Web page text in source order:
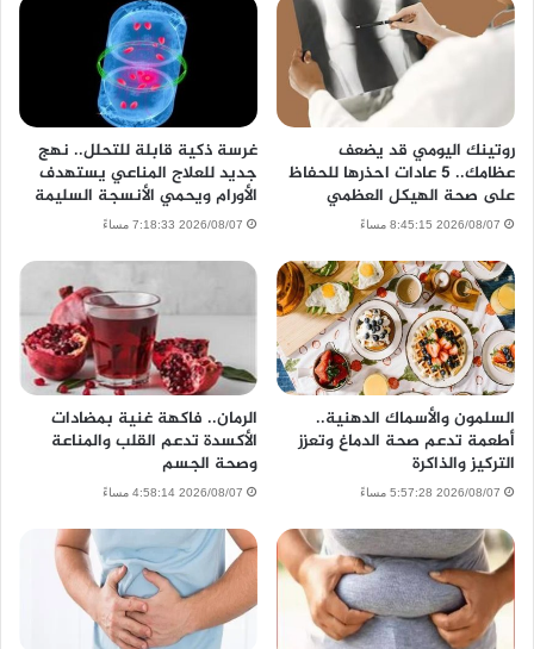
روتينك اليومي قد يضعف
عظامك.. 5 عادات احذرها للحفاظ
على صحة الهيكل العظمي
2026/08/07 8:45:15 مساءً
غرسة ذكية قابلة للتحلل.. نهج
جديد للعلاج المناعي يستهدف
الأورام ويحمي الأنسجة السليمة
2026/08/07 7:18:33 مساءً
السلمون والأسماك الدهنية..
أطعمة تدعم صحة الدماغ وتعزز
التركيز والذاكرة
2026/08/07 5:57:28 مساءً
الرمان.. فاكهة غنية بمضادات
الأكسدة تدعم القلب والمناعة
وصحة الجسم
2026/08/07 4:58:14 مساءً